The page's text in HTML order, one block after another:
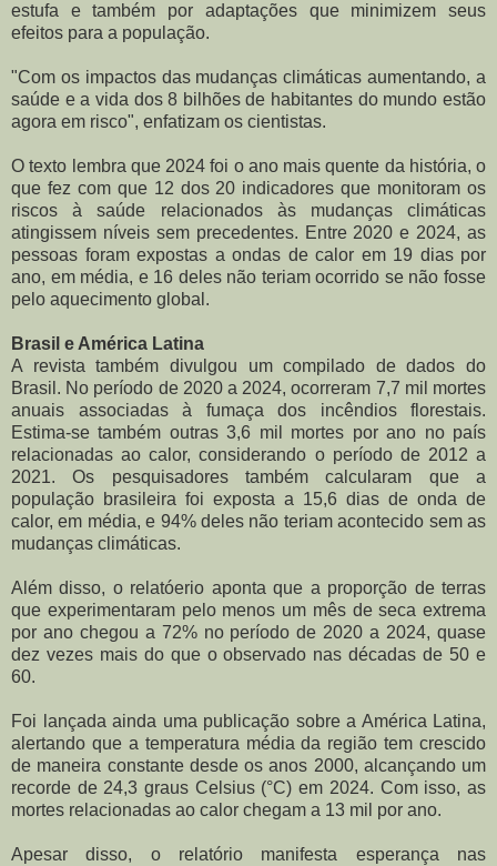
estufa e também por adaptações que minimizem seus
efeitos para a população.
"Com os impactos das mudanças climáticas aumentando, a
saúde e a vida dos 8 bilhões de habitantes do mundo estão
agora em risco", enfatizam os cientistas.
O texto lembra que 2024 foi o ano mais quente da história, o
que fez com que 12 dos 20 indicadores que monitoram os
riscos à saúde relacionados às mudanças climáticas
atingissem níveis sem precedentes. Entre 2020 e 2024, as
pessoas foram expostas a ondas de calor em 19 dias por
ano, em média, e 16 deles não teriam ocorrido se não fosse
pelo aquecimento global.
Brasil e América Latina
A revista também divulgou um compilado de dados do
Brasil. No período de 2020 a 2024, ocorreram 7,7 mil mortes
anuais associadas à fumaça dos incêndios florestais.
Estima-se também outras 3,6 mil mortes por ano no país
relacionadas ao calor, considerando o período de 2012 a
2021. Os pesquisadores também calcularam que a
população brasileira foi exposta a 15,6 dias de onda de
calor, em média, e 94% deles não teriam acontecido sem as
mudanças climáticas.
Além disso, o relatóerio aponta que a proporção de terras
que experimentaram pelo menos um mês de seca extrema
por ano chegou a 72% no período de 2020 a 2024, quase
dez vezes mais do que o observado nas décadas de 50 e
60.
Foi lançada ainda uma publicação sobre a América Latina,
alertando que a temperatura média da região tem crescido
de maneira constante desde os anos 2000, alcançando um
recorde de 24,3 graus Celsius (°C) em 2024. Com isso, as
mortes relacionadas ao calor chegam a 13 mil por ano.
Apesar disso, o relatório manifesta esperança nas